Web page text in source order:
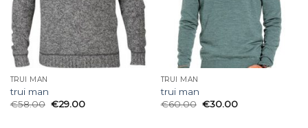
TRUI MAN
trui man
€58.00 €29.00
TRUI MAN
trui man
€60.00 €30.00